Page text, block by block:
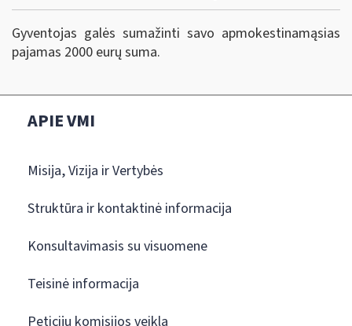
Gyventojas galės sumažinti savo apmokestinamąsias
pajamas 2000 eurų suma.
APIE VMI
Misija, Vizija ir Vertybės
Struktūra ir kontaktinė informacija
Konsultavimasis su visuomene
Teisinė informacija
Peticijų komisijos veikla